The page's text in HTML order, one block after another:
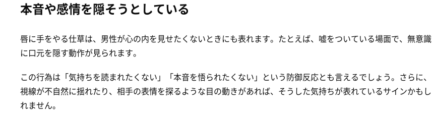
本音や感情を隠そうとしている
唇に手をやる仕草は、男性が心の内を見せたくないときにも表れます。たとえば、嘘をついている場面で、無意識
に口元を隠す動作が見られます。
この行為は「気持ちを読まれたくない」「本音を悟られたくない」という防御反応とも言えるでしょう。さらに、
視線が不自然に揺れたり、相手の表情を探るような目の動きがあれば、そうした気持ちが表れているサインかもし
れません。